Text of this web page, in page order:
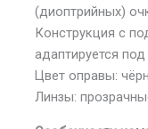
(диоптрийных)
Конструкция с
адаптируется
Цвет оправы:
Линзы: